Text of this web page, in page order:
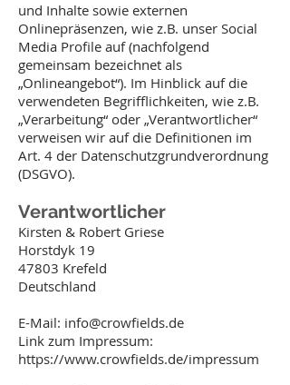
und Inhalte sowie externen
Onlinepräsenzen, wie z.B. unser Social
Media Profile auf (nachfolgend
gemeinsam bezeichnet als
„Onlineangebot“). Im Hinblick auf die
verwendeten Begrifflichkeiten, wie z.B.
„Verarbeitung“ oder „Verantwortlicher“
verweisen wir auf die Definitionen im
Art. 4 der Datenschutzgrundverordnung
(DSGVO).
Verantwortlicher
Kirsten & Robert Griese
Horstdyk 19
47803 Krefeld
Deutschland
E-Mail: info@crowfields.de
Link zum Impressum:
https://www.crowfields.de/impressum